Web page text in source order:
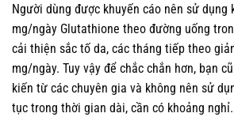
Người dùng được khuyến cáo nên sử dụng
mg/ngày Glutathione theo đường uống
cải thiện sắc tố da, các tháng tiếp theo
mg/ngày. Tuy vậy để chắc chắn hơn, bạn
kiến từ các chuyên gia và không nên sử
tục trong thời gian dài, cần có khoảng nghỉ.